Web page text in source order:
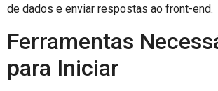
de dados e enviar respostas ao front-end.
Ferramentas
para Iniciar